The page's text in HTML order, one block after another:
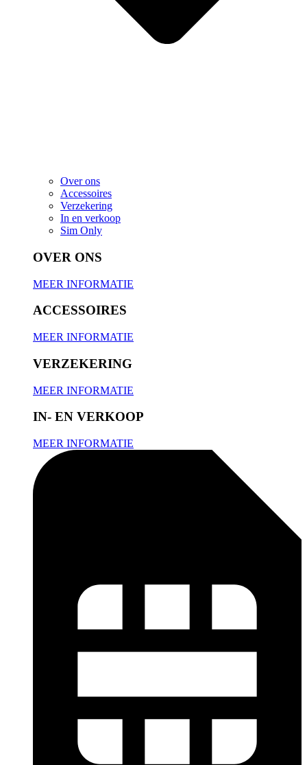
Over ons
Accessoires
Verzekering
In en verkoop
Sim Only
OVER ONS
MEER INFORMATIE
ACCESSOIRES
MEER INFORMATIE
VERZEKERING
MEER INFORMATIE
IN- EN VERKOOP
MEER INFORMATIE